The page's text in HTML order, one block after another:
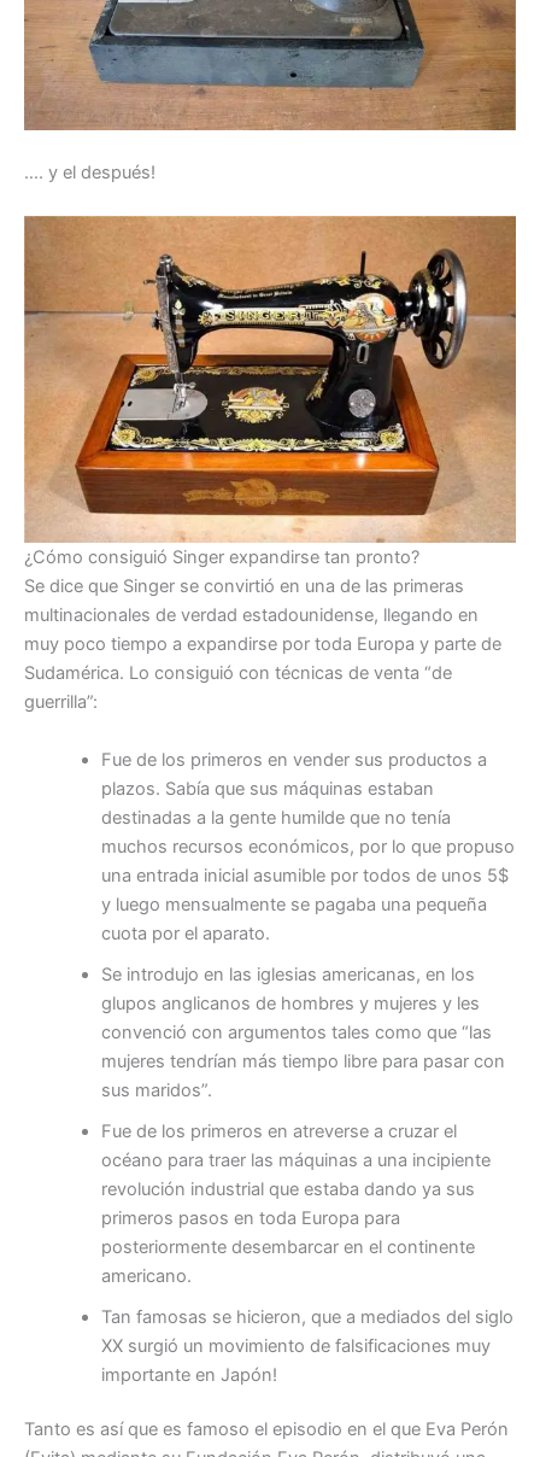
…. y el después!
¿Cómo consiguió Singer expandirse tan pronto?
Se dice que Singer se convirtió en una de las primeras
multinacionales de verdad estadounidense, llegando en
muy poco tiempo a expandirse por toda Europa y parte de
Sudamérica. Lo consiguió con técnicas de venta “de
guerrilla”:
Fue de los primeros en vender sus productos a
plazos. Sabía que sus máquinas estaban
destinadas a la gente humilde que no tenía
muchos recursos económicos, por lo que propuso
una entrada inicial asumible por todos de unos 5$
y luego mensualmente se pagaba una pequeña
cuota por el aparato.
Se introdujo en las iglesias americanas, en los
glupos anglicanos de hombres y mujeres y les
convenció con argumentos tales como que “las
mujeres tendrían más tiempo libre para pasar con
sus maridos”.
Fue de los primeros en atreverse a cruzar el
océano para traer las máquinas a una incipiente
revolución industrial que estaba dando ya sus
primeros pasos en toda Europa para
posteriormente desembarcar en el continente
americano.
Tan famosas se hicieron, que a mediados del siglo
XX surgió un movimiento de falsificaciones muy
importante en Japón!
Tanto es así que es famoso el episodio en el que Eva Perón